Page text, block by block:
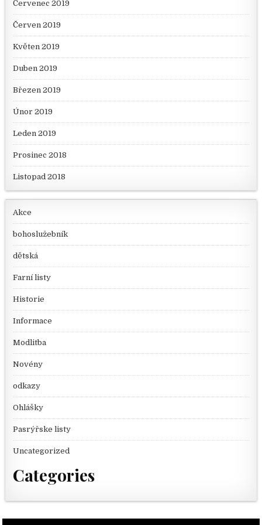
Červenec 2019
Červen 2019
Květen 2019
Duben 2019
Březen 2019
Únor 2019
Leden 2019
Prosinec 2018
Listopad 2018
Akce
bohoslužebník
dětská
Farní listy
Historie
Informace
Modlitba
Novény
odkazy
Ohlášky
Pasrýřske listy
Uncategorized
Categories